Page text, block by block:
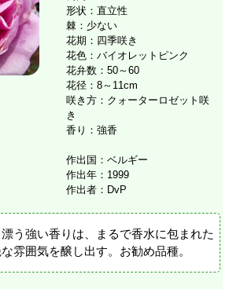
形状：直立性
棘：少ない
花期：四季咲き
花色：バイオレットピンク
花弁数：50～60
花径：8～11cm
咲き方：クォーターロゼット咲
き
香り：強香
作出国：ベルギー
作出年：1999
作出者：DvP
う強い香りは、まるで香水に包まれた
雰囲気を醸し出す。お勧め品種。